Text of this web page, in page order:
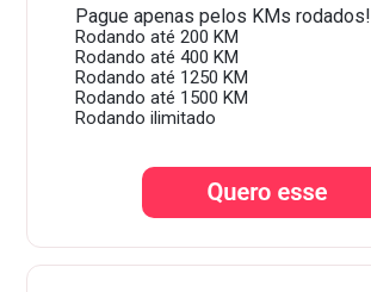
Pague apenas pelos KMs rodados!
Rodando até 200 KM
Rodando até 400 KM
Rodando até 1250 KM
Rodando até 1500 KM
Rodando ilimitado